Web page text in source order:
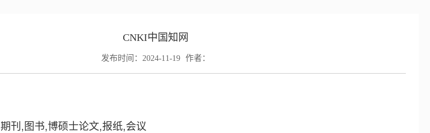
CNKI中国知网
发布时间：2024-11-19 作者：
期刊 , 图书,博硕士论文,报纸,会议